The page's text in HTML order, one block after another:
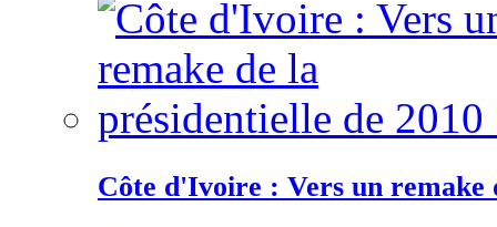
Côte d'Ivoire : Vers un remake